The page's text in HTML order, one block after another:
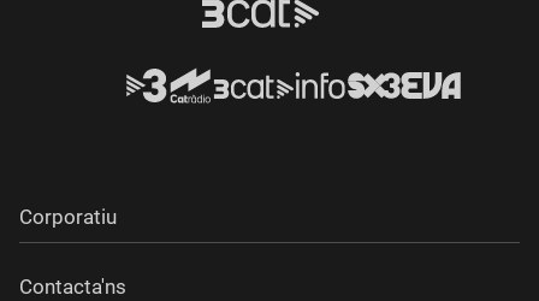
Corporatiu
Contacta'ns